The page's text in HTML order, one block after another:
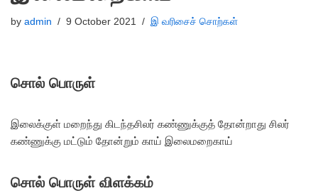
by admin 9 October 2021 இ வரிசைச் சொற்கள்
சொல் பொருள்
இலைக்குள் மறைந்து கிடந்தசிலர் கண்ணுக்குத் தோன்றாது சிலர்
கண்ணுக்கு மட்டும் தோன்றும் காய் இலைமறைகாய்
சொல் பொருள் விளக்கம்